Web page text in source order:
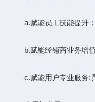
a.赋能员工技能提升：
b.赋能经销商业务增值
c.赋能用户专业服务:具